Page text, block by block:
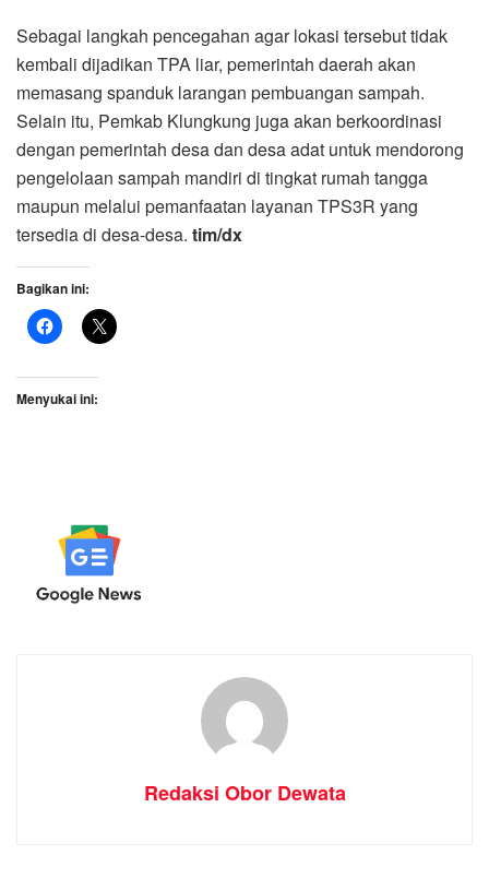
Sebagai langkah pencegahan agar lokasi tersebut tidak
kembali dijadikan TPA liar, pemerintah daerah akan
memasang spanduk larangan pembuangan sampah.
Selain itu, Pemkab Klungkung juga akan berkoordinasi
dengan pemerintah desa dan desa adat untuk mendorong
pengelolaan sampah mandiri di tingkat rumah tangga
maupun melalui pemanfaatan layanan TPS3R yang
tersedia di desa-desa. tim/dx
Bagikan ini:
Menyukai ini:
Redaksi Obor Dewata